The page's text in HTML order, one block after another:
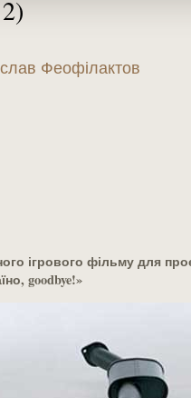
Феофілактов
ігрового фільму для
goodbye!»